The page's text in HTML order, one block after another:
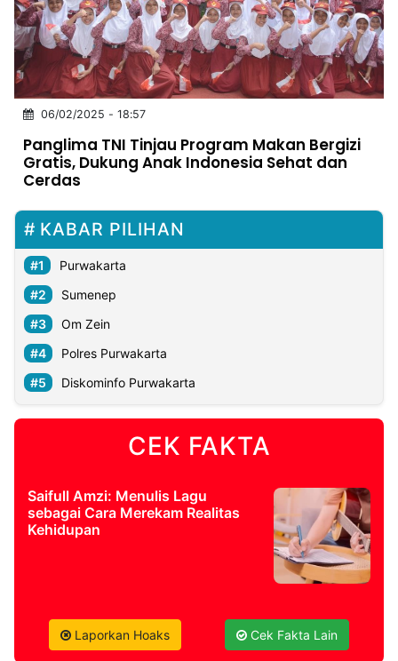
INDONESIA
Partner
NTB
Time
IDN
Jogja
Rakyat
News
Notice
Baru
Kabarbaru
Kabarbaru
06/02/2025 - 18:57
Panglima TNI Tinjau Program Makan Bergizi
Gratis, Dukung Anak Indonesia Sehat dan
Cerdas
KABAR PILIHAN
Purwakarta
Sumenep
Om Zein
Polres Purwakarta
Diskominfo Purwakarta
CEK FAKTA
Saifull Amzi: Menulis Lagu
sebagai Cara Merekam Realitas
Kehidupan
Laporkan Hoaks Cek Fakta Lain